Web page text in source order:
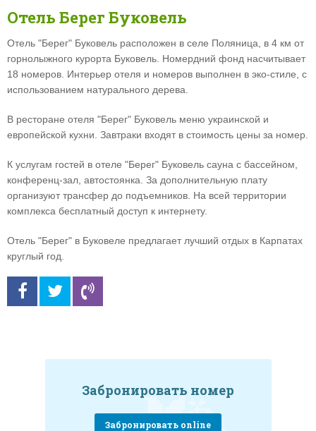
Отель Берег Буковель
Отель "Берег" Буковель расположен в селе Поляница, в 4 км от
горнолыжного курорта Буковель. Номердний фонд насчитывает
18 номеров. Интерьер отеля и номеров выполнен в эко-стиле, с
использованием натурального дерева.
В ресторане отеля "Берег" Буковель меню украинской и
европейской кухни. Завтраки входят в стоимость цены за номер.
К услугам гостей в отеле "Берег" Буковель сауна с бассейном,
конференц-зал, автостоянка. За дополнительную плату
организуют трансфер до подъемников. На всей территории
комплекса бесплатный доступ к интернету.
Отель "Берег" в Буковеле предлагает лучший отдых в Карпатах
круглый год.
Забронировать номер
Забронировать online